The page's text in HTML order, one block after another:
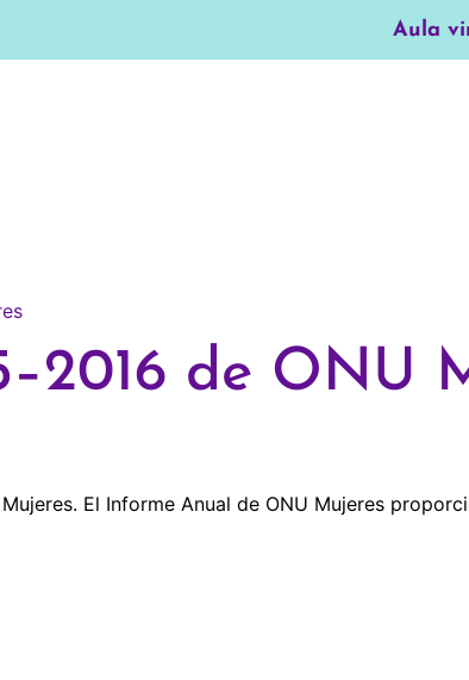
Aula
de ONU
El Informe Anual de ONU Mujeres